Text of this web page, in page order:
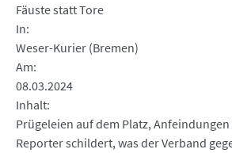
Fäuste statt Tore
In
Weser-Kurier (Bremen)
Am
08.03.2024
Inhalt
Prügeleien auf dem Platz,
Reporter schildert, was der Verband